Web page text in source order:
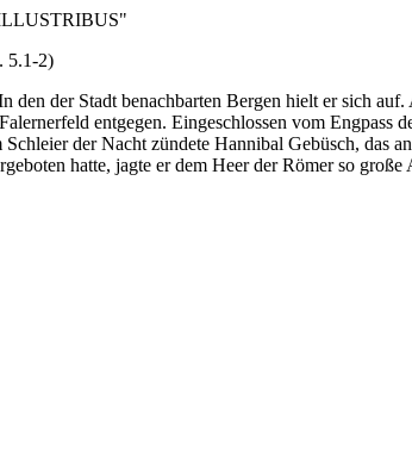
5.1-2)
der Stadt benachbarten Bergen hielt er sich
entgegen. Eingeschlossen vom Engpass
der Nacht zündete Hannibal Gebüsch, das
hatte, jagte er dem Heer der Römer so große